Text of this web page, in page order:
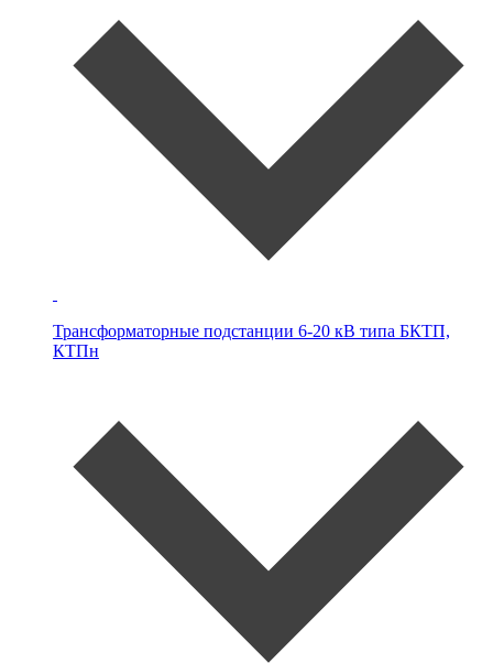
Трансформаторные подстанции 6-20 кВ типа БКТП,
КТПн